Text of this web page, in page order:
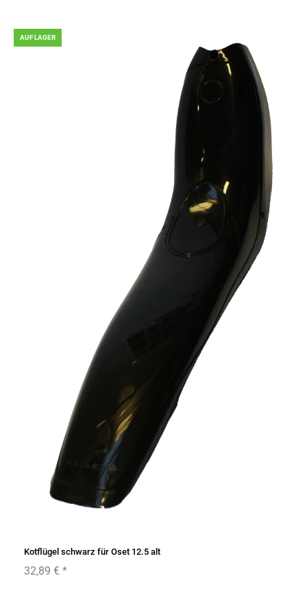
AUF LAGER
Kotflügel schwarz für Oset 12.5 alt
32,89 € *